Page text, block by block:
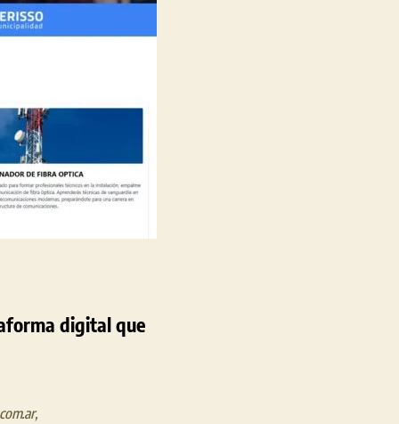
digital que
,